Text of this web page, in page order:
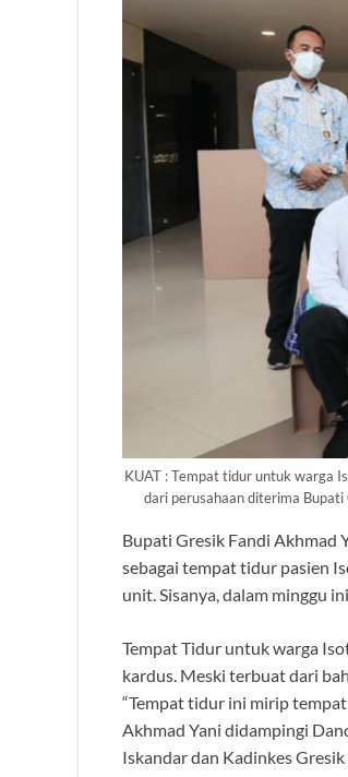
KUAT : Tempat tidur untuk warga
dari perusahaan diterima
Bupati Gresik Fandi Akhmad
sebagai tempat tidur pasien
unit. Sisanya, dalam minggu
Tempat Tidur untuk warga
kardus. Meski terbuat dari
“Tempat tidur ini mirip
Akhmad Yani didampingi
Iskandar dan Kadinkes